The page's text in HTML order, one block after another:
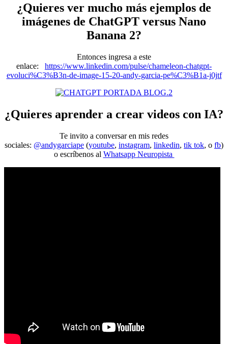
¿Quieres ver mucho más ejemplos de
imágenes de ChatGPT versus Nano
Banana 2?
Entonces ingresa a este
enlace: https://www.linkedin.com/pulse/chameleon-chatgpt-
evoluci%C3%B3n-de-image-15-20-andy-garcia-pe%C3%B1a-j0jtf
¿Quieres aprender a crear videos con IA?
Te invito a conversar en mis redes
sociales: @andygarciape (youtube, instagram, linkedin, tik tok, o fb)
o escríbenos al Whatsapp Neuropista